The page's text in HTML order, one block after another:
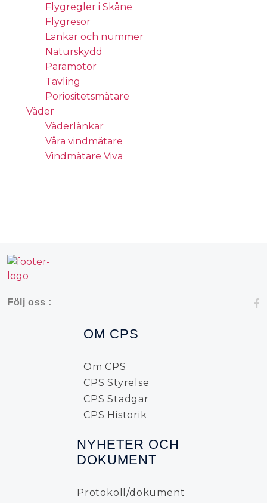
Flygregler i Skåne
Flygresor
Länkar och nummer
Naturskydd
Paramotor
Tävling
Poriositetsmätare
Väder
Väderlänkar
Våra vindmätare
Vindmätare Viva
Följ oss :
OM CPS
Om CPS
CPS Styrelse
CPS Stadgar
CPS Historik
NYHETER OCH
DOKUMENT
Protokoll/dokument